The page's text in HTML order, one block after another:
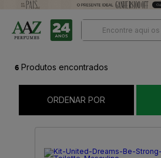
6 Produtos encontrados
ORDENAR POR